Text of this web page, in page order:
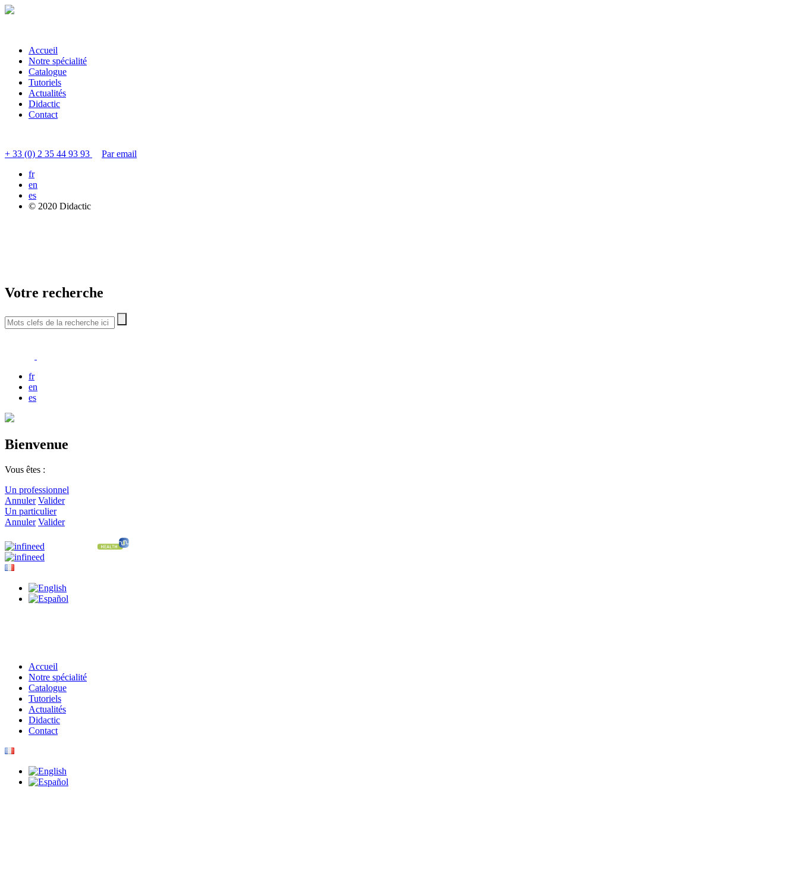
Accueil
Notre spécialité
Catalogue
Tutoriels
Actualités
Didactic
Contact
+ 33 (0) 2 35 44 93 93
Par email
fr
en
es
© 2020 Didactic
Votre recherche
fr
en
es
Bienvenue
Vous êtes :
Un professionnel
Annuler Valider
Un particulier
Annuler Valider
Accueil
Notre spécialité
Catalogue
Tutoriels
Actualités
Didactic
Contact